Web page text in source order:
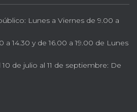
Lunes a Viernes de 9.00 a
a 14.30 y de 16.00 a 19.00 de Lunes
de julio al 11 de septiembre: De